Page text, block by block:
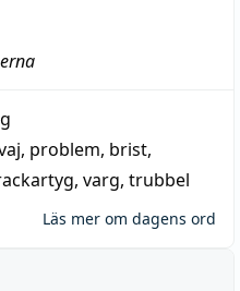
, problem, brist,
, varg, trubbel
Läs mer om dagens ord